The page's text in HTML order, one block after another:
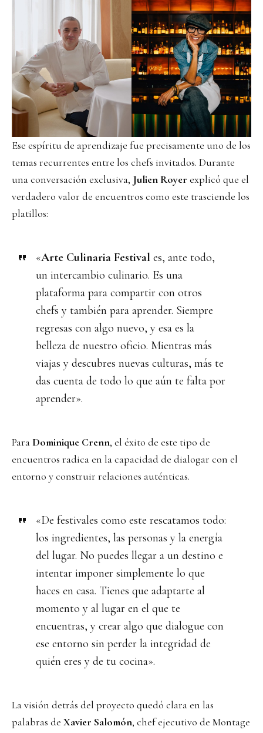
Ese espíritu de aprendizaje fue precisamente uno de los
temas recurrentes entre los chefs invitados. Durante
una conversación exclusiva, Julien Royer explicó que el
verdadero valor de encuentros como este trasciende los
platillos:
«Arte Culinaria Festival es, ante todo,
un intercambio culinario. Es una
plataforma para compartir con otros
chefs y también para aprender. Siempre
regresas con algo nuevo, y esa es la
belleza de nuestro oficio. Mientras más
viajas y descubres nuevas culturas, más te
das cuenta de todo lo que aún te falta por
aprender».
Para Dominique Crenn, el éxito de este tipo de
encuentros radica en la capacidad de dialogar con el
entorno y construir relaciones auténticas.
«De festivales como este rescatamos todo:
los ingredientes, las personas y la energía
del lugar. No puedes llegar a un destino e
intentar imponer simplemente lo que
haces en casa. Tienes que adaptarte al
momento y al lugar en el que te
encuentras, y crear algo que dialogue con
ese entorno sin perder la integridad de
quién eres y de tu cocina».
La visión detrás del proyecto quedó clara en las
palabras de Xavier Salomón, chef ejecutivo de Montage